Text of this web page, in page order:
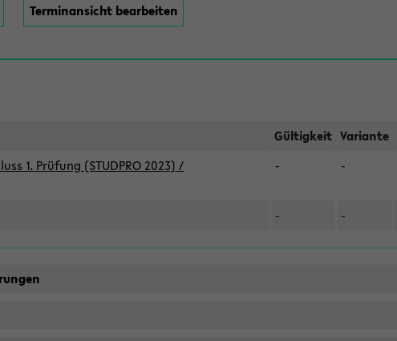
Terminansicht bearbeiten
Gültigkeit Variante
1. Prüfung (STUDPRO 2023) /
- -
- -